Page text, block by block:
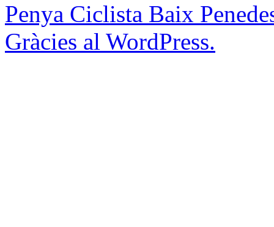
Penya Ciclista Baix
Gràcies al WordPress.